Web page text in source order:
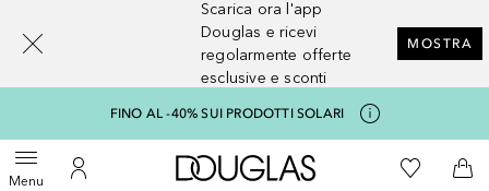
Scarica ora l'app
Douglas e ricevi
regolarmente offerte
esclusive e sconti
MOSTRA
FINO AL -40% SUI PRODOTTI SOLARI
MenuApri menuAl Mio Account
A Douglas HomeAlla Mia
Al
[navigation.slideout.screenreader]